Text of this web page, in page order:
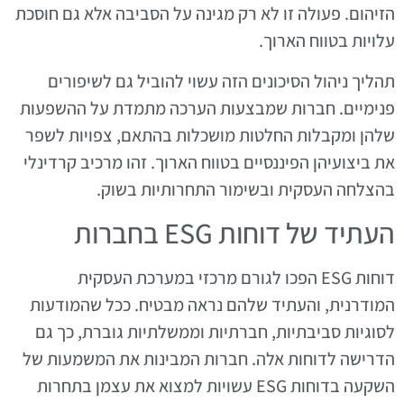
הזיהום. פעולה זו לא רק מגינה על הסביבה אלא גם חוסכת
עלויות בטווח הארוך.
תהליך ניהול הסיכונים הזה עשוי להוביל גם לשיפורים
פנימיים. חברות שמבצעות הערכה מתמדת על ההשפעות
שלהן ומקבלות החלטות מושכלות בהתאם, צפויות לשפר
את ביצועיהן הפיננסיים בטווח הארוך. זהו מרכיב קרדינלי
בהצלחה העסקית ובשימור התחרותיות בשוק.
העתיד של דוחות ESG בחברות
דוחות ESG הפכו לגורם מרכזי במערכת העסקית
המודרנית, והעתיד שלהם נראה מבטיח. ככל שהמודעות
לסוגיות סביבתיות, חברתיות וממשלתיות גוברת, כך גם
הדרישה לדוחות אלה. חברות המבינות את המשמעות של
השקעה בדוחות ESG עשויות למצוא את עצמן בתחרות